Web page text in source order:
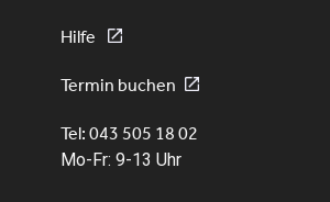
Hilfe
Termin buchen
Tel: 043 505 18 02
Mo-Fr: 9-13 Uhr